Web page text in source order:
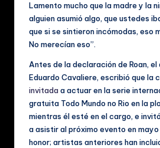
Lamento mucho que la madre y la
alguien asumió algo, que ustedes
que si se sintieron incómodas, eso
No merecían eso”.
Antes de la declaración de Roan, el
Eduardo Cavaliere, escribió que la
invitadaa actuar en la serie
gratuita Todo Mundo no Rio en la
mientras él esté en el cargo, e
a asistir al próximo evento en
honor; artistas anteriores han